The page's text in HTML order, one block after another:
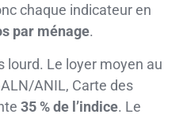
chaque indicateur en
par ménage.
lourd. Le loyer moyen au
ANIL, Carte des
35 % de l’indice. Le